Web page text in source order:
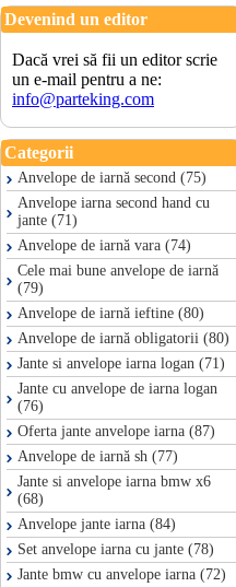
Devenind un editor
Dacă vrei să fii un editor scrie
un e-mail pentru a ne:
info@parteking.com
Categorii
Anvelope de iarnă second (75)
Anvelope iarna second hand cu
jante (71)
Anvelope de iarnă vara (74)
Cele mai bune anvelope de iarnă
(79)
Anvelope de iarnă ieftine (80)
Anvelope de iarnă obligatorii (80)
Jante si anvelope iarna logan (71)
Jante cu anvelope de iarna logan
(76)
Oferta jante anvelope iarna (87)
Anvelope de iarnă sh (77)
Jante si anvelope iarna bmw x6
(68)
Anvelope jante iarna (84)
Set anvelope iarna cu jante (78)
Jante bmw cu anvelope iarna (72)